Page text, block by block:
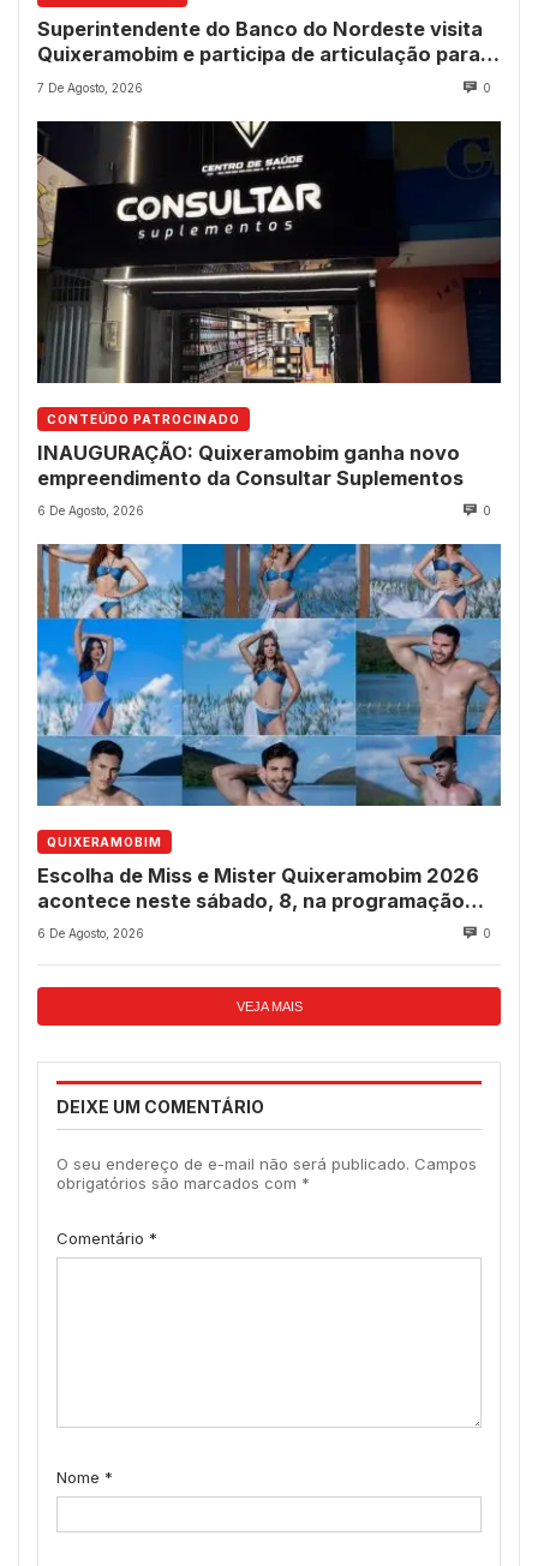
Superintendente do Banco do Nordeste visita
Quixeramobim e participa de articulação para
avanço do futuro shopping
7 De Agosto, 2026 0
CONTEÚDO PATROCINADO
INAUGURAÇÃO: Quixeramobim ganha novo
empreendimento da Consultar Suplementos
6 De Agosto, 2026 0
QUIXERAMOBIM
Escolha de Miss e Mister Quixeramobim 2026
acontece neste sábado, 8, na programação
dos 237 anos do município
6 De Agosto, 2026 0
VEJA MAIS
DEIXE UM COMENTÁRIO
O seu endereço de e-mail não será publicado. Campos
obrigatórios são marcados com *
Comentário *
Nome *